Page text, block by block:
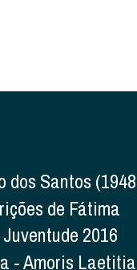
dos Santos
de Fátima
2016
- Amoris Laetitia